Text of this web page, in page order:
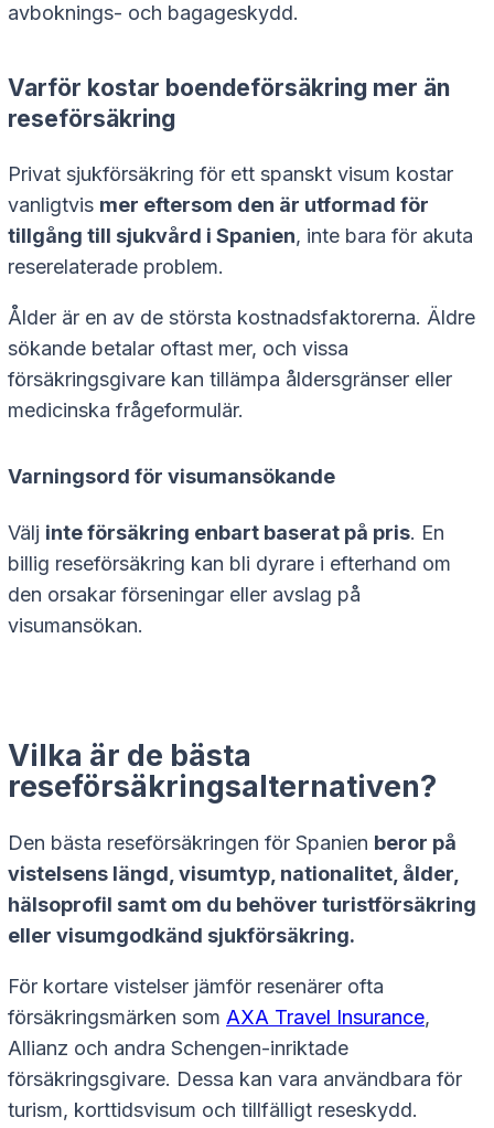
avboknings- och bagageskydd.
Varför kostar boendeförsäkring mer än
reseförsäkring
Privat sjukförsäkring för ett spanskt visum kostar
vanligtvis mer eftersom den är utformad för
tillgång till sjukvård i Spanien, inte bara för akuta
reserelaterade problem.
Ålder är en av de största kostnadsfaktorerna. Äldre
sökande betalar oftast mer, och vissa
försäkringsgivare kan tillämpa åldersgränser eller
medicinska frågeformulär.
Varningsord för visumansökande
Välj inte försäkring enbart baserat på pris. En
billig reseförsäkring kan bli dyrare i efterhand om
den orsakar förseningar eller avslag på
visumansökan.
Vilka är de bästa
reseförsäkringsalternativen?
Den bästa reseförsäkringen för Spanien beror på
vistelsens längd, visumtyp, nationalitet, ålder,
hälsoprofil samt om du behöver turistförsäkring
eller visumgodkänd sjukförsäkring.
För kortare vistelser jämför resenärer ofta
försäkringsmärken som AXA Travel Insurance,
Allianz och andra Schengen-inriktade
försäkringsgivare. Dessa kan vara användbara för
turism, korttidsvisum och tillfälligt reseskydd.